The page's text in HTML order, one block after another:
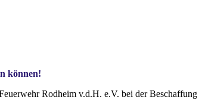
können!
Rodheim v.d.H. e.V. bei der